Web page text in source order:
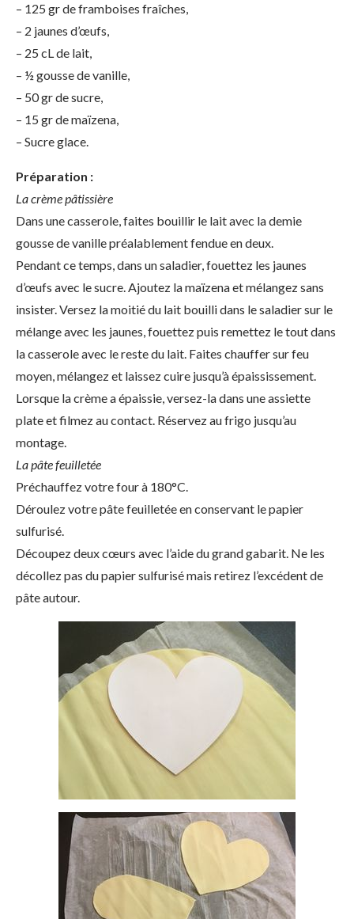
– 125 gr de framboises fraîches,
– 2 jaunes d’œufs,
– 25 cL de lait,
– ½ gousse de vanille,
– 50 gr de sucre,
– 15 gr de maïzena,
– Sucre glace.
Préparation :
La crème pâtissière
Dans une casserole, faites bouillir le lait avec la demie
gousse de vanille préalablement fendue en deux.
Pendant ce temps, dans un saladier, fouettez les jaunes
d’œufs avec le sucre. Ajoutez la maïzena et mélangez sans
insister. Versez la moitié du lait bouilli dans le saladier sur le
mélange avec les jaunes, fouettez puis remettez le tout dans
la casserole avec le reste du lait. Faites chauffer sur feu
moyen, mélangez et laissez cuire jusqu’à épaississement.
Lorsque la crème a épaissie, versez-la dans une assiette
plate et filmez au contact. Réservez au frigo jusqu’au
montage.
La pâte feuilletée
Préchauffez votre four à 180°C.
Déroulez votre pâte feuilletée en conservant le papier
sulfurisé.
Découpez deux cœurs avec l’aide du grand gabarit. Ne les
décollez pas du papier sulfurisé mais retirez l’excédent de
pâte autour.